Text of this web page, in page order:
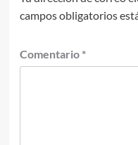
campos obligatorios
Comentario *